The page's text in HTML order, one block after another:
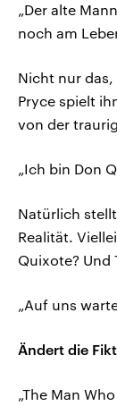
„Der alte
noch am
Nicht nur
Pryce spielt
von der
„Ich bin Don
Natürlich
Realität.
Quixote? Und
„Auf uns
Ändert die
„The Man